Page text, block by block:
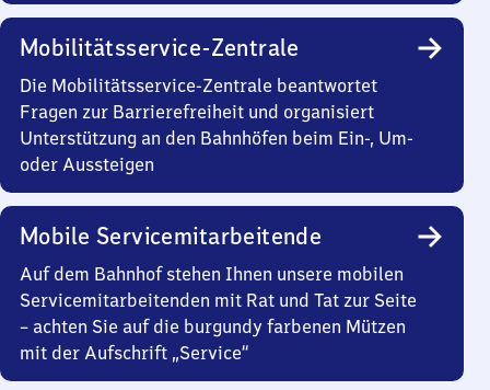
Mobilitätsservice-Zentrale
Die Mobilitätsservice-Zentrale beantwortet
Fragen zur Barrierefreiheit und organisiert
Unterstützung an den Bahnhöfen beim Ein-, Um-
oder Aussteigen
Mobile Servicemitarbeitende
Auf dem Bahnhof stehen Ihnen unsere mobilen
Servicemitarbeitenden mit Rat und Tat zur Seite
– achten Sie auf die burgundy farbenen Mützen
mit der Aufschrift „Service“